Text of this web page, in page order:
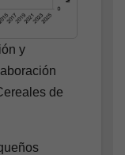
y
de